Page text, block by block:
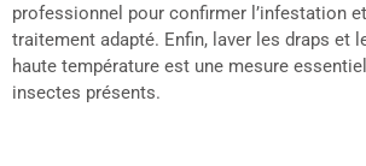
professionnel pour confirmer l’infestation
traitement adapté. Enfin, laver les draps et
haute température est une mesure
insectes présents.